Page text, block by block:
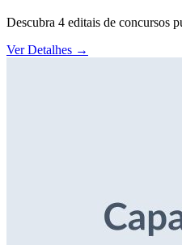
Descubra 4 editais de concursos
Ver Detalhes →